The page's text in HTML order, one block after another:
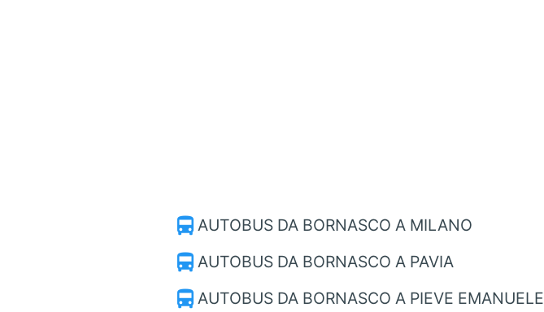
directions_bus AUTOBUS DA BORNASCO A MILANO
directions_bus AUTOBUS DA BORNASCO A PAVIA
directions_bus AUTOBUS DA BORNASCO A PIEVE EMANUELE